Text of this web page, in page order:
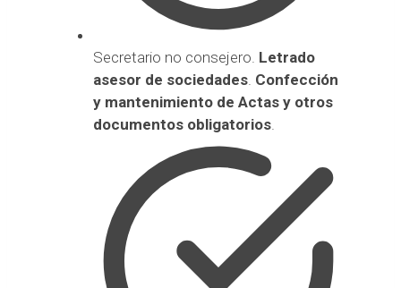
Secretario no consejero. Letrado
asesor de sociedades. Confección
y mantenimiento de Actas y otros
documentos obligatorios.